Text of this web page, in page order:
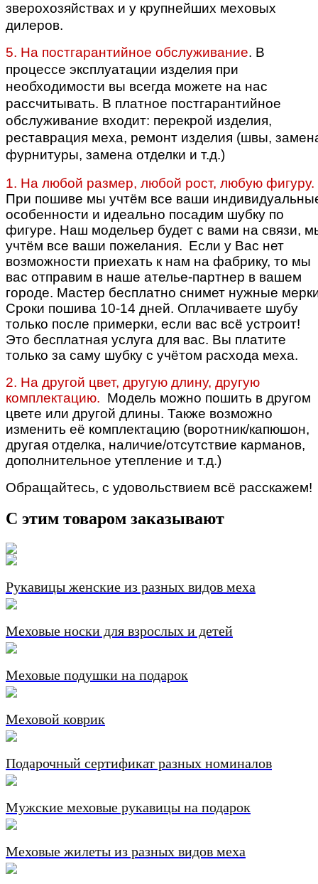
зверохозяйствах и у крупнейших меховых
дилеров.
5. На постгарантийное обслуживание. В
процессе эксплуатации изделия при
необходимости вы всегда можете на нас
рассчитывать. В платное постгарантийное
обслуживание входит: перекрой изделия,
реставрация меха, ремонт изделия (швы,
фурнитуры, замена отделки и т.д.)
1. На любой размер, любой рост, любую фигуру.
При пошиве мы учтём все ваши
особенности и идеально посадим шубку по
фигуре. Наш модельер будет с вами на связи,
учтём все ваши пожелания. Если у Вас нет
возможности приехать к нам на фабрику, то мы
вас отправим в наше ателье-партнер в вашем
городе. Мастер бесплатно снимет нужные
Сроки пошива 10-14 дней. Оплачиваете шубу
только после примерки, если вас всё устроит!
Это бесплатная услуга для вас. Вы платите
только за саму шубку с учётом расхода меха.
2. На другой цвет, другую длину, другую
комплектацию. Модель можно пошить в другом
цвете или другой длины. Также возможно
изменить её комплектацию (воротник/капюшон,
другая отделка, наличие/отсутствие карманов,
дополнительное утепление и т.д.)
Обращайтесь, с удовольствием всё расскажем!
С этим товаром заказывают
Рукавицы женские из разных видов меха
Меховые носки для взрослых и детей
Меховые подушки на подарок
Меховой коврик
Подарочный сертификат разных номиналов
Мужские меховые рукавицы на подарок
Меховые жилеты из разных видов меха